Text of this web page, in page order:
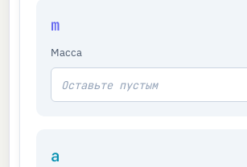
m
Масса
a